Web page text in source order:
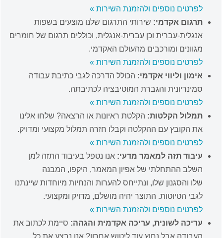
לפרטים נוספים ולהזמנת השירות »
תרגום אקדמי: שירותי התרגום שלנו מוצעים בשפות
אנגלית-עברית וכן עברית-אנגלית, וכוללים תרגום של חומרים
מגוונים ומורכבים מהעולם האקדמי.
לפרטים נוספים ולהזמנת השירות »
אימון וליווי אקדמי: הכולל הדרכה לגבי כתיבת עבודה
סמינריונית והגברת המוטיבציה לכתיבתה.
לפרטים נוספים ולהזמנת השירות »
תמלול הקלטות: הקלטת ראיונות או הרצאה? שלחו אלינו
את הקובץ עם ההקלטה וקבלו חזרה תמלול מקצועי ומדויק.
לפרטים נוספים ולהזמנת השירות »
עיבוד תזה למאמר מדעי: אנו נטפל בעיבוד התזה למן
השלב ההתחלתי של אפיון המאמר, היקפו, המבנה
שלו והסגנון שלו, ונתייחס להערות והנחיות מיוחדות שיינתנו
לגבי הטיוטות. התוצר יהיה מושלם, מדויק ומקצועי.
לפרטים נוספים ולהזמנת השירות »
עריכה לשונית, עריכה אקדמית והגהה: סיימת לכתוב את
העבודה אבל נחוץ עוד ליטוש אחרון? אנו נבצע את כל